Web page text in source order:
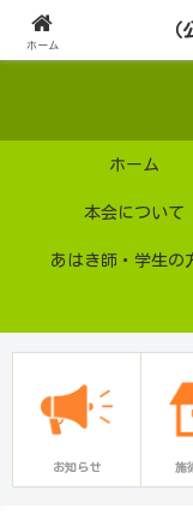
ホーム
本会について
あはき師・学生の
お知らせ 施
ホーム